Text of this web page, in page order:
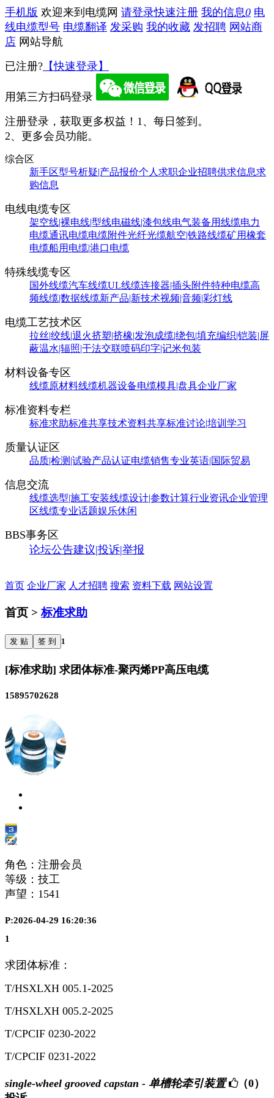
手机版 欢迎来到电缆网 请登录快速注册 我的信息0 电
线电缆型号 电缆翻译 发采购 我的收藏 发招聘 网站商
店 网站导航
已注册? 【快速登录】
用第三方扫码登录
注册登录，获取更多权益！ 1、每日签到。
2、更多会员功能。
综合区
新手区型号析疑|产品报价个人求职企业招聘供求信息求
购信息
电线电缆专区
架空线|裸电线|型线电磁线|漆包线电气装备用线缆电力
电缆通讯电缆电缆附件光纤光缆航空|铁路线缆矿用橡套
电缆船用电缆|港口电缆
特殊线缆专区
国外线缆汽车线缆UL线缆连接器|插头附件特种电缆高
频线缆|数据线缆新产品|新技术视频|音频|彩灯线
电缆工艺技术区
拉丝|绞线|退火挤塑|挤橡|发泡成缆|绕包|填充编织|铠装|屏
蔽温水|辐照|干法交联喷码印字|记米包装
材料设备专区
线缆原材料线缆机器设备电缆模具|盘具企业厂家
标准资料专栏
标准求助标准共享技术资料共享标准讨论|培训学习
质量认证区
品质|检测|试验产品认证电缆销售专业英语|国际贸易
信息交流
线缆选型|施工安装线缆设计|参数计算行业资讯企业管理
区线缆专业话题娱乐休闲
BBS事务区
论坛公告建议|投诉|举报
首页 企业厂家 人才招聘 搜索 资料下载 网站设置
首页 >标准求助
发 贴 签 到 1
[标准求助] 求团体标准-聚丙烯PP高压电缆
15895702628
角色：注册会员
等级：技工
声望： 1541
P:2026-04-29 16:20:36
1
求团体标准：
T/HSXLXH 005.1-2025
T/HSXLXH 005.2-2025
T/CPCIF 0230-2022
T/CPCIF 0231-2022
single-wheel grooved capstan - 单槽轮牵引装置
（0）